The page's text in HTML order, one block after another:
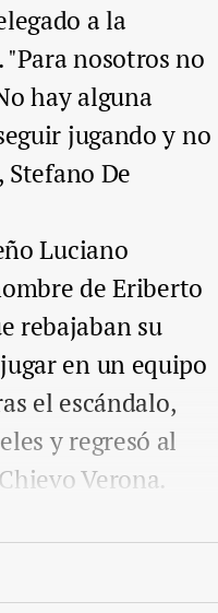
a la
nosotros no
hay alguna
jugando y no
De
Luciano
de Eriberto
rebajaban su
en un equipo
el escándalo,
y regresó al
Verona.